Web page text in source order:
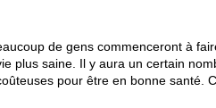
de gens commenceront à
plus saine. Il y aura un certain
pour être en bonne santé.